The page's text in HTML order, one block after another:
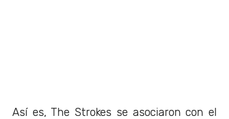
Así es, The Strokes se asociaron con el